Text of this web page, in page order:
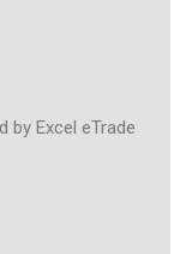
by Excel eTrade